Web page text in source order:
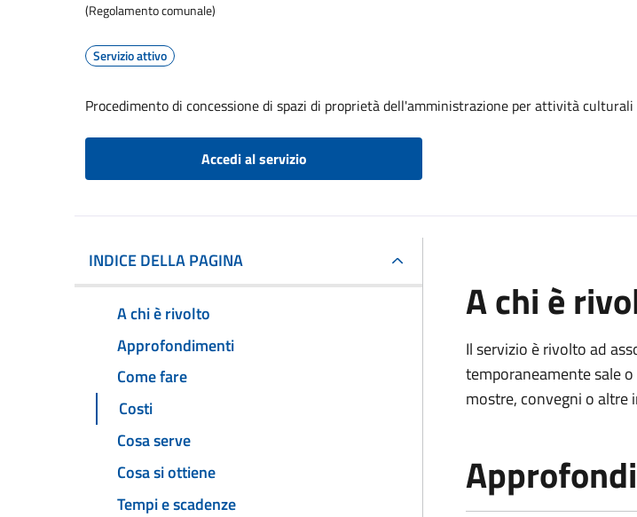
(Regolamento comunale)
Servizio attivo
Procedimento di concessione di spazi di proprietà dell'amministrazione per attività culturali
Accedi al servizio
INDICE DELLA PAGINA
A chi è rivolto
Approfondimenti
Come fare
Costi
Cosa serve
Cosa si ottiene
Tempi e scadenze
A chi è
Il servizio è rivolto ad
temporaneamente sale
mostre, convegni o altre